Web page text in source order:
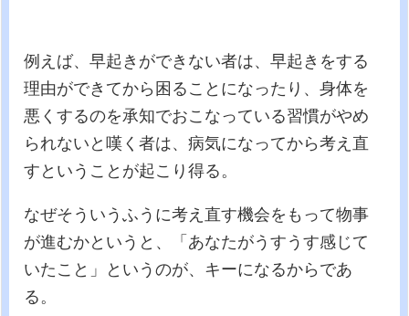
例えば、早起きができない者は、早起きをする
理由ができてから困ることになったり、身体を
悪くするのを承知でおこなっている習慣がやめ
られないと嘆く者は、病気になってから考え直
すということが起こり得る。
なぜそういうふうに考え直す機会をもって物事
が進むかというと、「あなたがうすうす感じて
いたこと」というのが、キーになるからであ
る。